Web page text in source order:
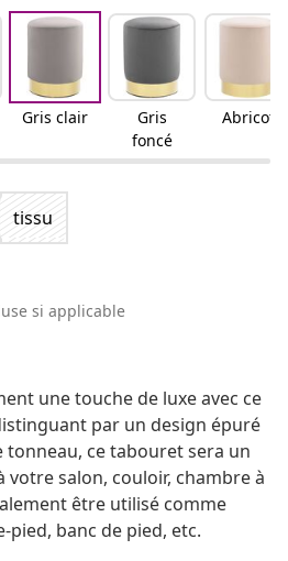
Gris clair
Gris
foncé
Abricot
tissu
si applicable
une touche de luxe avec ce
par un design épuré
ce tabouret sera un
votre salon, couloir, chambre à
être utilisé comme
banc de pied, etc.